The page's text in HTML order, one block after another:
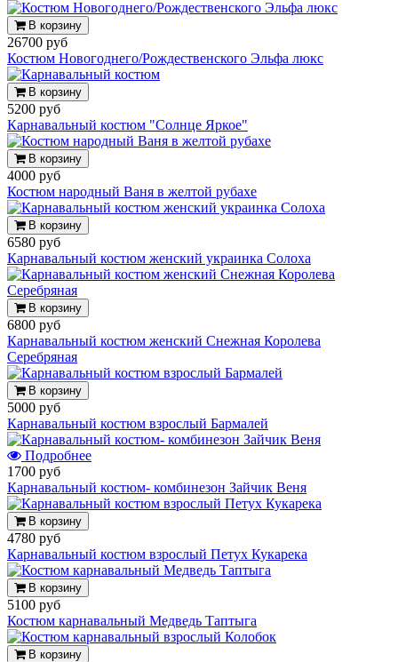
В корзину
26700 руб
Костюм Новогоднего/Рождественского Эльфа люкс
В корзину
5200 руб
Карнавальный костюм "Солнце Яркое"
В корзину
4000 руб
Костюм народный Ваня в желтой рубахе
В корзину
6580 руб
Карнавальный костюм женский украинка Солоха
В корзину
6800 руб
Карнавальный костюм женский Снежная Королева
Серебряная
В корзину
5000 руб
Карнавальный костюм взрослый Бармалей
Подробнее
1700 руб
Карнавальный костюм- комбинезон Зайчик Веня
В корзину
4780 руб
Карнавальный костюм взрослый Петух Кукарека
В корзину
5100 руб
Костюм карнавальный Медведь Таптыга
В корзину